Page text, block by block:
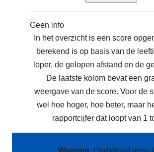
Geen info
In het overzicht is een score
berekend is op basis van de
loper, de gelopen afstand en de
De laatste kolom bevat een
weergave van de score. Voor de
wel hoe hoger, hoe beter, maar
rapportcijfer dat loopt van 1